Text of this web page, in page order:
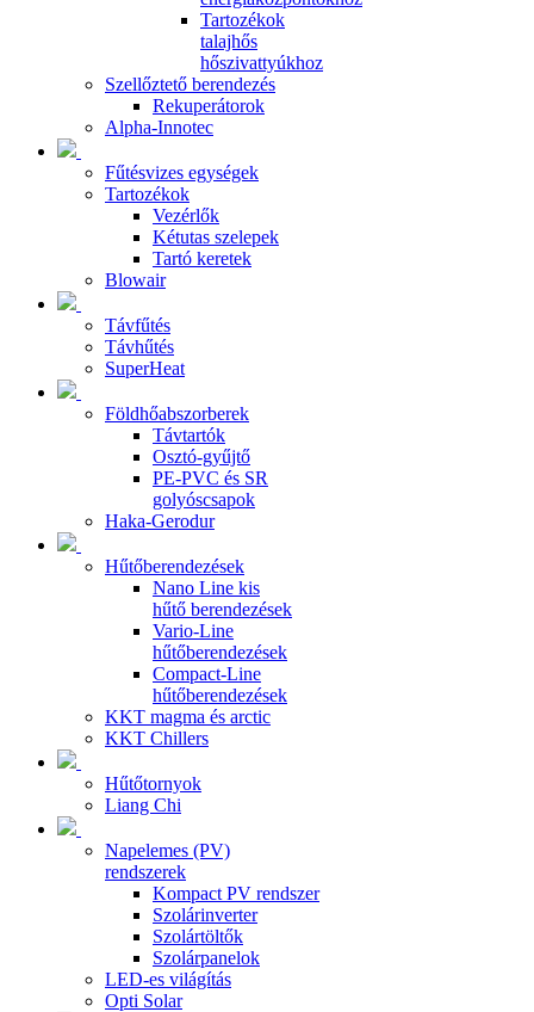
Tartozékok
talajhős
hőszivattyúkhoz
Szellőztető berendezés
Rekuperátorok
Alpha-Innotec
Fűtésvizes egységek
Tartozékok
Vezérlők
Kétutas szelepek
Tartó keretek
Blowair
Távfűtés
Távhűtés
SuperHeat
Földhőabszorberek
Távtartók
Osztó-gyűjtő
PE-PVC és SR
golyóscsapok
Haka-Gerodur
Hűtőberendezések
Nano Line kis
hűtő berendezések
Vario-Line
hűtőberendezések
Compact-Line
hűtőberendezések
KKT magma és arctic
KKT Chillers
Hűtőtornyok
Liang Chi
Napelemes (PV)
rendszerek
Kompact PV rendszer
Szolárinverter
Szolártöltők
Szolárpanelok
LED-es világítás
Opti Solar